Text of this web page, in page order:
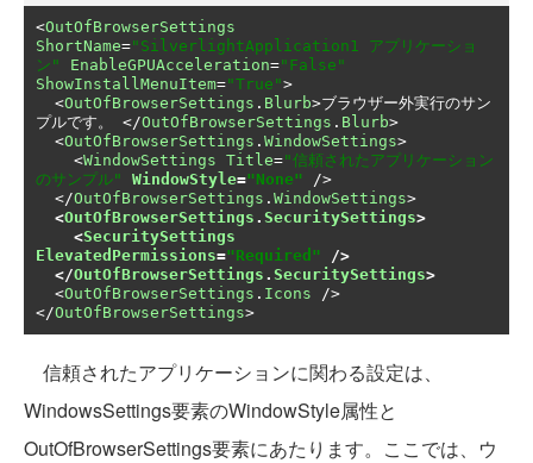
<OutOfBrowserSettings
ShortName="SilverlightApplication1 アプリケーショ
ン"
EnableGPUAcceleration="False"
ShowInstallMenuItem="True">
<OutOfBrowserSettings . Blurb>ブラウザー外実行のサン
プルです。
</OutOfBrowserSettings . Blurb>
<OutOfBrowserSettings . WindowSettings>
<WindowSettings Title="信頼されたアプリケーション
のサンプル"
WindowStyle="None"
/>
</OutOfBrowserSettings . WindowSettings>
<OutOfBrowserSettings . SecuritySettings>
<SecuritySettings
ElevatedPermissions="Required"
/>
</OutOfBrowserSettings . SecuritySettings>
<OutOfBrowserSettings . Icons
/>
</OutOfBrowserSettings>
信頼されたアプリケーションに関わる設定は、
WindowsSettings要素のWindowStyle属性と
OutOfBrowserSettings要素にあたります。ここでは、ウ